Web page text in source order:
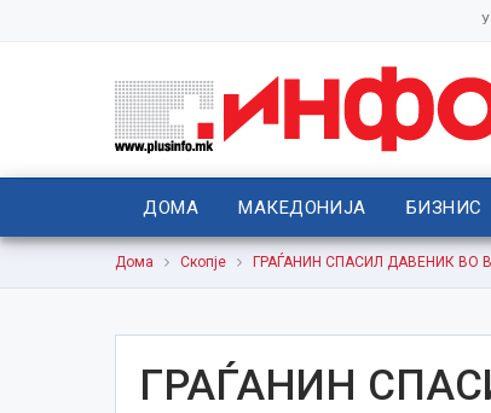
ДОМА МАКЕДОНИЈА БИЗНИС
Дома Скопје ГРАЃАНИН СПАСИЛ ДАВЕНИК ВО
ГРАЃАНИН